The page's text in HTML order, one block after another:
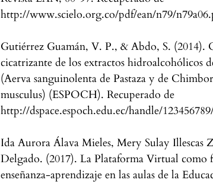
http://www.scielo.org.co/pdf/ean/n79/
Gutiérrez Guamán, V. P., & Abdo, S. (2014).
cicatrizante de los extractos hidroalcohólicos
(Aerva sanguinolenta de Pastaza y de
musculus) (ESPOCH). Recuperado de
http://dspace.espoch.edu.ec/handle/
Ida Aurora Álava Mieles, Mery Sulay
Delgado. (2017). La Plataforma Virtual como
enseñanza-aprendizaje en las aulas de la